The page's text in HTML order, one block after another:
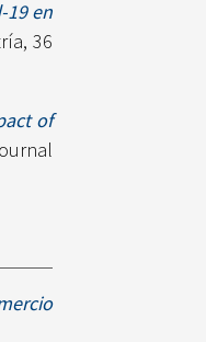
19 en
36
of